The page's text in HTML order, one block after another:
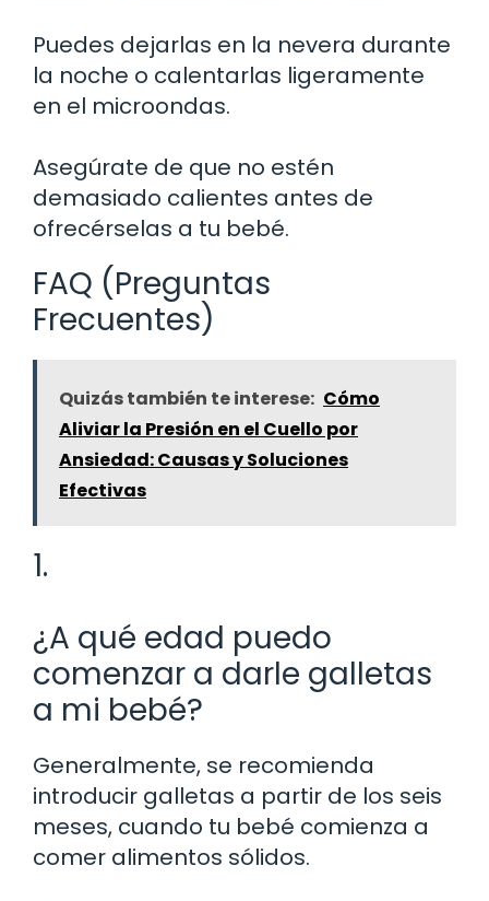
Puedes dejarlas en la nevera durante
la noche o calentarlas ligeramente
en el microondas.
Asegúrate de que no estén
demasiado calientes antes de
ofrecérselas a tu bebé.
FAQ (Preguntas
Frecuentes)
Quizás también te interese: Cómo
Aliviar la Presión en el Cuello por
Ansiedad: Causas y Soluciones
Efectivas
1.
¿A qué edad puedo
comenzar a darle galletas
a mi bebé?
Generalmente, se recomienda
introducir galletas a partir de los seis
meses, cuando tu bebé comienza a
comer alimentos sólidos.